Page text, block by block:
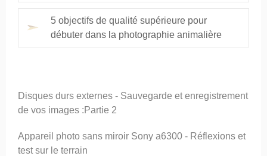
5 objectifs de qualité supérieure pour
débuter dans la photographie animalière
Disques durs externes - Sauvegarde et enregistrement
de vos images :Partie 2
Appareil photo sans miroir Sony a6300 - Réflexions et
test sur le terrain